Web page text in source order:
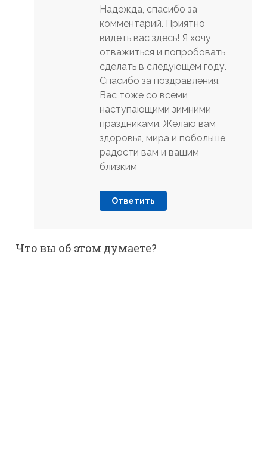
Надежда, спасибо за
комментарий. Приятно
видеть вас здесь! Я хочу
отважиться и попробовать
сделать в следующем году.
Спасибо за поздравления.
Вас тоже со всеми
наступающими зимними
праздниками. Желаю вам
здоровья, мира и побольше
радости вам и вашим
близким
Ответить
Что вы об этом думаете?